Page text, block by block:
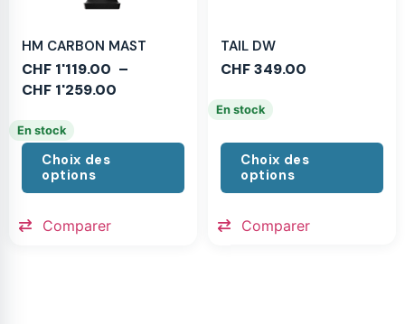
HM CARBON MAST
CHF 1'119.00 –
CHF 1'259.00
En stock
Choix des
options
Comparer
TAIL DW
CHF349.00
En stock
Choix des
options
Comparer